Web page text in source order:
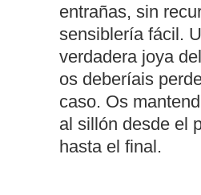
entrañas, sin
sensiblería fácil.
verdadera joya
os deberíais
caso. Os
al sillón desde el
hasta el final.